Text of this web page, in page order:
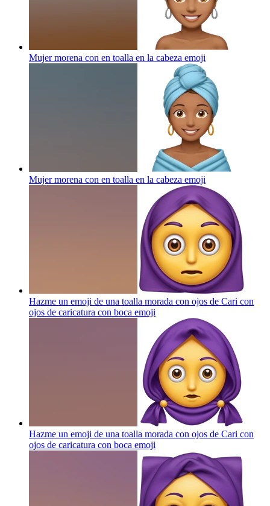
Mujer morena con en toalla en la cabeza emoji
Mujer morena con en toalla en la cabeza emoji
Hazme un emoji de una toalla morada con ojos de Cari con
ojos de caricatura con boca emoji
Hazme un emoji de una toalla morada con ojos de Cari con
ojos de caricatura con boca emoji